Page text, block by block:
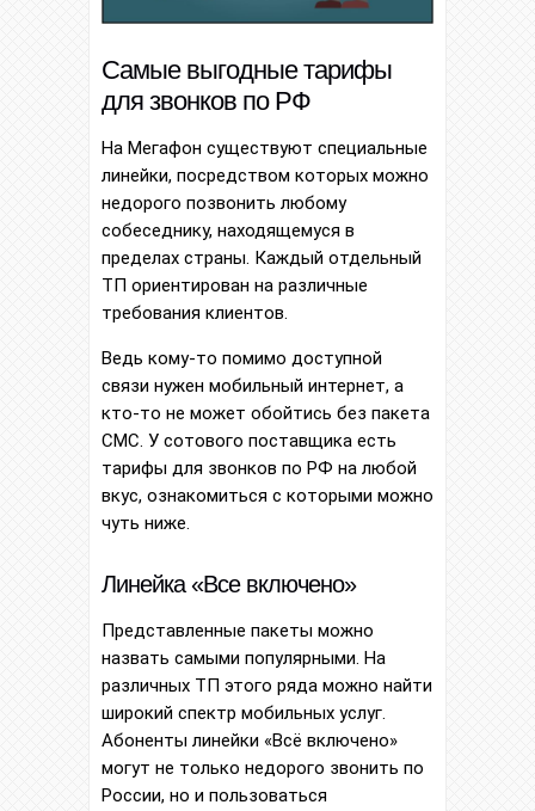
Самые выгодные тарифы
для звонков по РФ
На Мегафон существуют специальные
линейки, посредством которых можно
недорого позвонить любому
собеседнику, находящемуся в
пределах страны. Каждый отдельный
ТП ориентирован на различные
требования клиентов.
Ведь кому-то помимо доступной
связи нужен мобильный интернет, а
кто-то не может обойтись без пакета
СМС. У сотового поставщика есть
тарифы для звонков по РФ на любой
вкус, ознакомиться с которыми можно
чуть ниже.
Линейка «Все включено»
Представленные пакеты можно
назвать самыми популярными. На
различных ТП этого ряда можно найти
широкий спектр мобильных услуг.
Абоненты линейки «Всё включено»
могут не только недорого звонить по
России, но и пользоваться